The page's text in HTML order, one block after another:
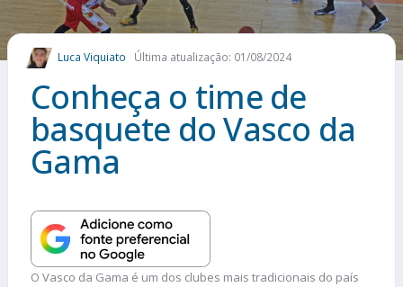
COMO APOSTAR
MAIS ESPORTES
Luca Viquiato Última atualização: 01/08/2024
Conheça o time de
basquete do Vasco da
Gama
O Vasco da Gama é um dos clubes mais tradicionais do país